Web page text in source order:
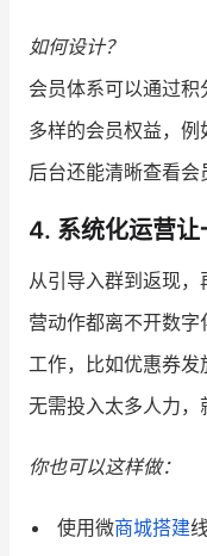
如何设计？
会员体系可以通过
多样的会员权益，
后台还能清晰查看会
4. 系统化运营
从引导入群到返现
营动作都离不开数字
工作，比如优惠券
无需投入太多人力，
你也可以这样做：
使用微商城搭建